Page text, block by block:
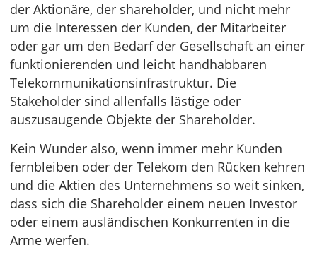
der Aktionäre, der shareholder, und nicht mehr
um die Interessen der Kunden, der Mitarbeiter
oder gar um den Bedarf der Gesellschaft an einer
funktionierenden und leicht handhabbaren
Telekommunikationsinfrastruktur. Die
Stakeholder sind allenfalls lästige oder
auszusaugende Objekte der Shareholder.
Kein Wunder also, wenn immer mehr Kunden
fernbleiben oder der Telekom den Rücken kehren
und die Aktien des Unternehmens so weit sinken,
dass sich die Shareholder einem neuen Investor
oder einem ausländischen Konkurrenten in die
Arme werfen.